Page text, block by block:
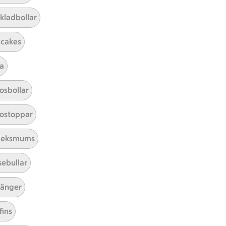
kommentarer
tillaga
Avancerad svårighetsgrad